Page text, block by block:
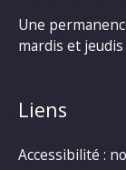
Une
mardis et
Liens
Accessibilité :